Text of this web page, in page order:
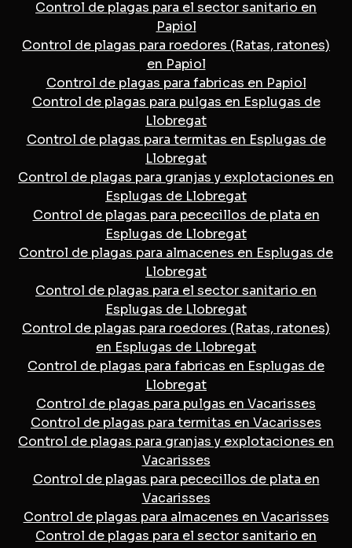
Control de plagas para el sector sanitario en
Papiol
Control de plagas para roedores (Ratas, ratones)
en Papiol
Control de plagas para fabricas en Papiol
Control de plagas para pulgas en Esplugas de
Llobregat
Control de plagas para termitas en Esplugas de
Llobregat
Control de plagas para granjas y explotaciones en
Esplugas de Llobregat
Control de plagas para pececillos de plata en
Esplugas de Llobregat
Control de plagas para almacenes en Esplugas de
Llobregat
Control de plagas para el sector sanitario en
Esplugas de Llobregat
Control de plagas para roedores (Ratas, ratones)
en Esplugas de Llobregat
Control de plagas para fabricas en Esplugas de
Llobregat
Control de plagas para pulgas en Vacarisses
Control de plagas para termitas en Vacarisses
Control de plagas para granjas y explotaciones en
Vacarisses
Control de plagas para pececillos de plata en
Vacarisses
Control de plagas para almacenes en Vacarisses
Control de plagas para el sector sanitario en